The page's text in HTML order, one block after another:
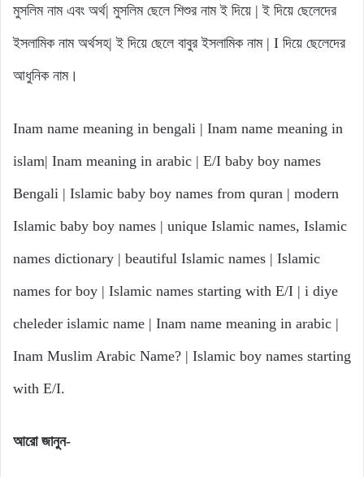
মুসলিম নাম এবং অর্থ| মুসলিম ছেলে শিশুর নাম ই দিয়ে | ই দিয়ে ছেলেদের
ইসলামিক নাম অর্থসহ| ই দিয়ে ছেলে বাবুর ইসলামিক নাম | I দিয়ে ছেলেদের
আধুনিক নাম।
Inam name meaning in bengali | Inam name meaning in
islam| Inam meaning in arabic | E/I baby boy names
Bengali | Islamic baby boy names from quran | modern
Islamic baby boy names | unique Islamic names, Islamic
names dictionary | beautiful Islamic names | Islamic
names for boy | Islamic names starting with E/I | i diye
cheleder islamic name | Inam name meaning in arabic |
Inam Muslim Arabic Name? | Islamic boy names starting
with E/I.
আরোজানুন-